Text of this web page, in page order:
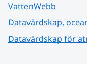
VattenWebb
Datavärdskap,
Datavärdskap för